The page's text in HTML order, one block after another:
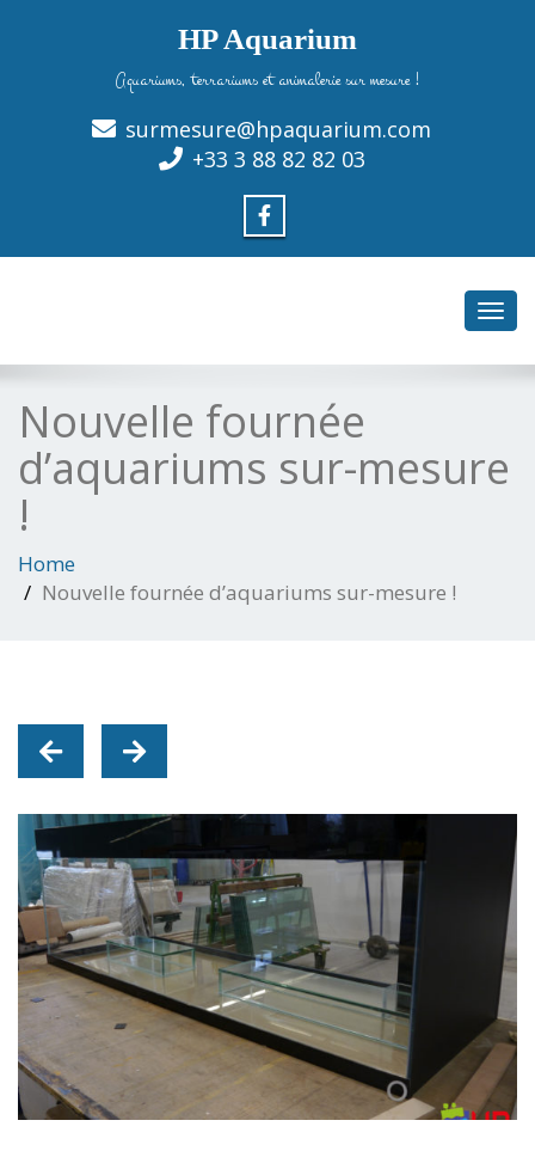
HP Aquarium
Aquariums, terrariums et animalerie sur mesure !
surmesure@hpaquarium.com
+33 3 88 82 82 03
Nouvelle fournée
d’aquariums sur-mesure
!
Home
Nouvelle fournée d’aquariums sur-mesure !